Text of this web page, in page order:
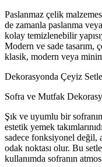
Paslanmaz çelik
de zamanla paslanma
kolay temizlenebilir
Modern ve sade tasarım,
klasik, modern veya
Dekorasyonda Çeyiz
Sofra ve Mutfak
Şık ve uyumlu bir
estetik yemek
sadece fonksiyonel değil,
odak noktası olur. Bu
kullanımda sofranın